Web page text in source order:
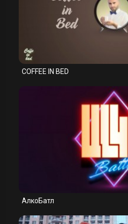
COFFEE IN BED
АлкоБатл